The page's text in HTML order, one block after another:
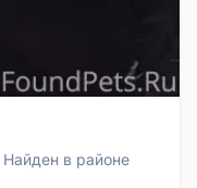
в районе